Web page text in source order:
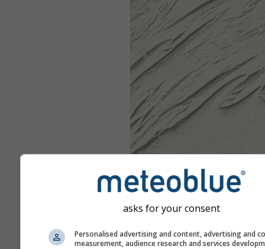
asks for your consent
Personalised advertising and content, advertising and
measurement, audience research and services